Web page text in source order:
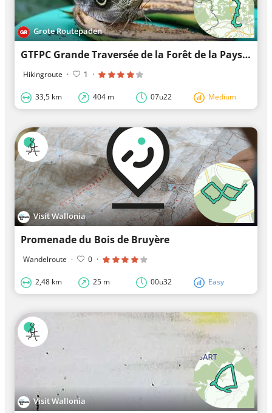
Grote Routepaden
GTFPC Grande Traversée de la Forêt de la Pays de Chimay / deel 2 / Sivry - Virelles
Hikingroute · 1 ·
33,5 km 404 m 07u22 Medium
Visit Wallonia
Promenade du Bois de Bruyère
Wandelroute · 0 ·
2,48 km 25 m 00u32 Easy
Visit Wallonia